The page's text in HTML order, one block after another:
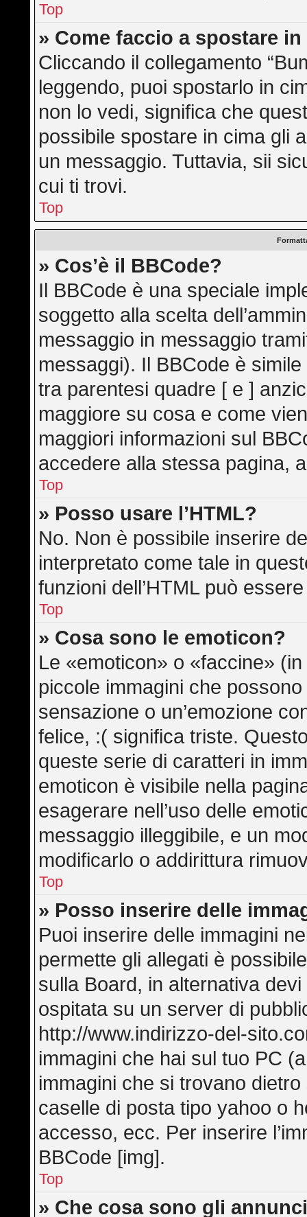
Top
» Come faccio a spostare
Cliccando il collegamento
leggendo, puoi spostarlo in
non lo vedi, significa che
possibile spostare in cima gli
un messaggio. Tuttavia, sii
cui ti trovi.
Top
» Cos’è il BBCode?
Il BBCode è una speciale
soggetto alla scelta
messaggio in messaggio
messaggi). Il BBCode è
tra parentesi quadre [ e ]
maggiore su cosa e come
maggiori informazioni sul
accedere alla stessa pagina,
Top
» Posso usare l’HTML?
No. Non è possibile inserire
interpretato come tale in
funzioni dell’HTML può
Top
» Cosa sono le emoticon?
Le «emoticon» o «faccine»
piccole immagini che
sensazione o un’emozione
felice, :( significa triste.
queste serie di caratteri in
emoticon è visibile nella
esagerare nell’uso delle
messaggio illeggibile, e un
modificarlo o addirittura
Top
» Posso inserire delle
Puoi inserire delle immagini
permette gli allegati è
sulla Board, in alternativa
ospitata su un server di
http://www.indirizzo-del-
immagini che hai sul tuo PC
immagini che si trovano
caselle di posta tipo yahoo o
accesso, ecc. Per inserire
BBCode [img].
Top
» Che cosa sono gli